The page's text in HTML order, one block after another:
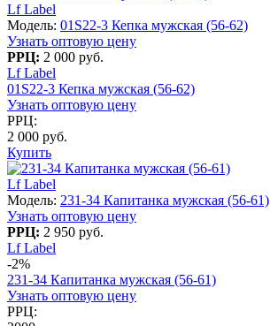
Lf Label
Модель: 01S22-3 Кепка мужская (56-62)
Узнать оптовую цену
РРЦ: 2 000 руб.
Lf Label
01S22-3 Кепка мужская (56-62)
Узнать оптовую цену
РРЦ:
2 000 руб.
Купить
Lf Label
Модель: 231-34 Капитанка мужская (56-61)
Узнать оптовую цену
РРЦ: 2 950 руб.
Lf Label
-2%
231-34 Капитанка мужская (56-61)
Узнать оптовую цену
РРЦ: